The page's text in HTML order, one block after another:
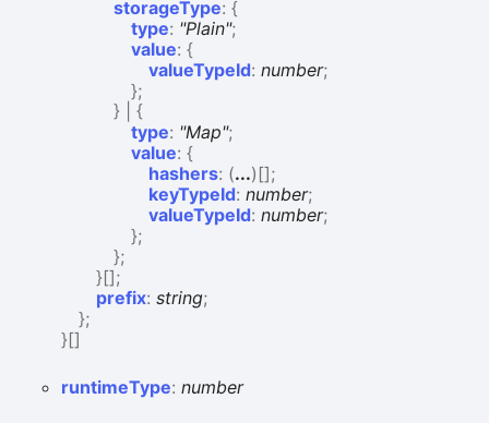
storageType: {
type: "Plain";
value: {
valueTypeId: number;
};
}
{
type: "Map";
value: {
hashers: (...) [];
keyTypeId: number;
valueTypeId: number;
};
};
}[];
prefix: string;
};
}[]
runtimeType: number